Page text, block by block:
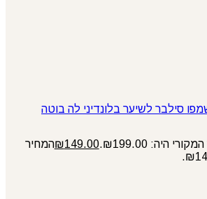
סילבר לשיער בלונדיני לה בוטה
היה: ₪199.00. ₪149.00
המחיר